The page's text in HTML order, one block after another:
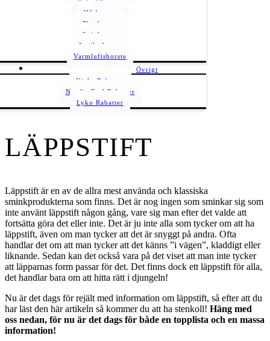
Kabukiborste
Hårborste
Plattborste
Svinborste
Ansiktsborste
Varmluftsborste
Övrigt
Kicks Rabatter
Nordic Feel Rabatter
Lyko Rabatter
LÄPPSTIFT
Läppstift är en av de allra mest använda och klassiska
sminkprodukterna som finns. Det är nog ingen som sminkar sig som
inte använt läppstift någon gång, vare sig man efter det valde att
fortsätta göra det eller inte. Det är ju inte alla som tycker om att ha
läppstift, även om man tycker att det är snyggt på andra. Ofta
handlar det om att man tycker att det känns ”i vägen”, kladdigt eller
liknande. Sedan kan det också vara på det viset att man inte tycker
att läpparnas form passar för det. Det finns dock ett läppstift för alla,
det handlar bara om att hitta rätt i djungeln!
Nu är det dags för rejält med information om läppstift, så efter att du
har läst den här artikeln så kommer du att ha stenkoll! Häng med
oss nedan, för nu är det dags för både en topplista och en massa
information!